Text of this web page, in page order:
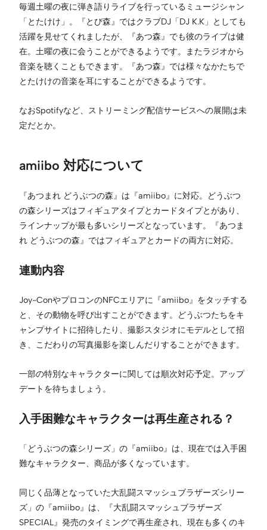
毎週土曜の夜に弾き語りライブを行っているミュージシャン
「とたけけ」。『とび森』ではクラブDJ「DJ K.K」としても
活躍を見せてくれましたが、『あつ森』でも彼のライブは健
在。土曜の夜に会うことができるようです。またラジオから
音楽を聴くこともできます。『あつ森』では様々なかたちで
とたけけの音楽を耳にすることができるようです。
なおSpotifyなど、ストリーミング配信サービスへの展開は未
定だとか。
amiibo 対応について
『あつまれ どうぶつの森』は『amiibo』に対応。どうぶつ
の森シリーズはフィギュアタイプとカードタイプとがあり、
ラインナップが最も多いシリーズとなっています。『あつま
れ どうぶつの森』ではフィギュアとカードの両方に対応。
連動内容
Joy-ConやプロコンのNFCエリアに『amiibo』をタッチする
と、その動物を呼び出すことができます。どうぶつたちをキ
ャンプサイトに招待したり、撮影スタジオにモデルとして招
き、こだわりの写真撮影を楽しんだりすることができます。
一部の特別なキャラクターに関しては順次対応予定。アップ
デートを待ちましょう。
入手困難なキャラクターは再生産される？
「どうぶつの森シリーズ」の『amiibo』は、現在では入手困
難なキャラクター、商品が多くなっています。
同じく品薄となっていた大乱闘スマッシュブラザーズシリー
ズ」の『amiibo』は、『大乱闘スマッシュブラザーズ
SPECIAL』発売のタイミングで再生産され、現在も多くのキ